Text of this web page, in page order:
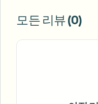
모든 리뷰 (0)